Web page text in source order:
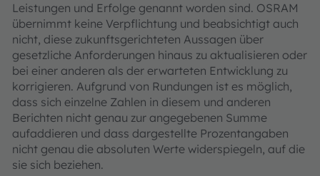
Leistungen und Erfolge genannt worden sind. OSRAM
übernimmt keine Verpflichtung und beabsichtigt auch
nicht, diese zukunftsgerichteten Aussagen über
gesetzliche Anforderungen hinaus zu aktualisieren oder
bei einer anderen als der erwarteten Entwicklung zu
korrigieren. Aufgrund von Rundungen ist es möglich,
dass sich einzelne Zahlen in diesem und anderen
Berichten nicht genau zur angegebenen Summe
aufaddieren und dass dargestellte Prozentangaben
nicht genau die absoluten Werte widerspiegeln, auf die
sie sich beziehen.